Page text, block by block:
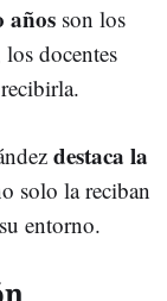
años son los
docentes
destaca la
solo la reciban
entorno.